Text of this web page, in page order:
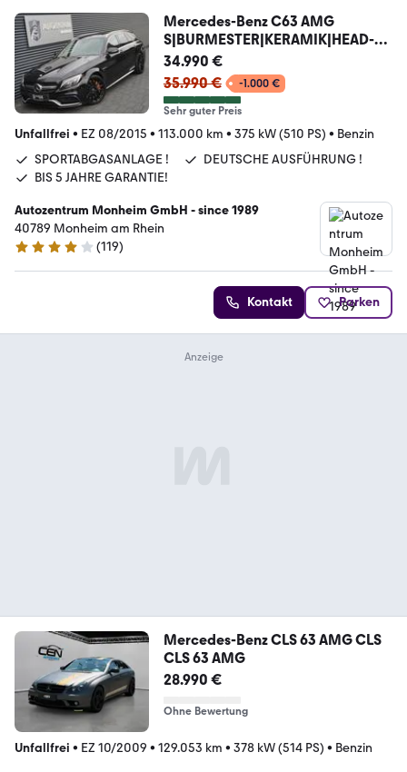
Mercedes-Benz C63 AMG
S|BURMESTER|KERAMIK|HEAD-
UP|KEYLESS|NAVI
34.990 €
35.990 €
-1.000 €
Sehr guter Preis
Unfallfrei • EZ 08/2015 • 113.000 km • 375 kW (510 PS) • Benzin
SPORTABGASANLAGE !
DEUTSCHE AUSFÜHRUNG !
BIS 5 JAHRE GARANTIE!
Autozentrum Monheim GmbH - since 1989
40789 Monheim am Rhein
4 Sterne
(119)
Kontakt Parken
Mercedes-Benz CLS 63 AMG CLS
CLS 63 AMG
28.990 €
Ohne Bewertung
Unfallfrei • EZ 10/2009 • 129.053 km • 378 kW (514 PS) • Benzin